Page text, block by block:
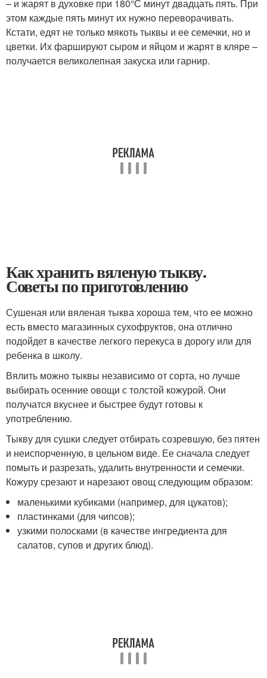
– и жарят в духовке при 180°С минут двадцать пять. При
этом каждые пять минут их нужно переворачивать.
Кстати, едят не только мякоть тыквы и ее семечки, но и
цветки. Их фаршируют сыром и яйцом и жарят в кляре –
получается великолепная закуска или гарнир.
Как хранить вяленую тыкву.
Советы по приготовлению
Сушеная или вяленая тыква хороша тем, что ее можно
есть вместо магазинных сухофруктов, она отлично
подойдет в качестве легкого перекуса в дорогу или для
ребенка в школу.
Вялить можно тыквы независимо от сорта, но лучше
выбирать осенние овощи с толстой кожурой. Они
получатся вкуснее и быстрее будут готовы к
употреблению.
Тыкву для сушки следует отбирать созревшую, без пятен
и неиспорченную, в цельном виде. Ее сначала следует
помыть и разрезать, удалить внутренности и семечки.
Кожуру срезают и нарезают овощ следующим образом:
маленькими кубиками (например, для цукатов);
пластинками (для чипсов);
узкими полосками (в качестве ингредиента для
салатов, супов и других блюд).